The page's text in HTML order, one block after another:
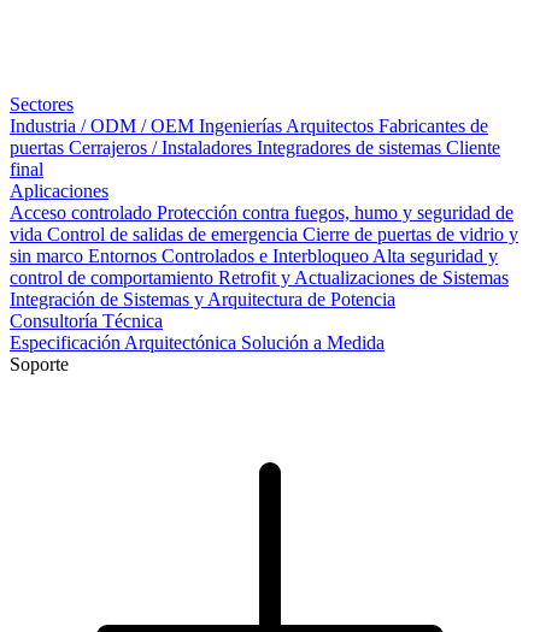
Sectores
Industria / ODM / OEM Ingenierías Arquitectos Fabricantes de
puertas Cerrajeros / Instaladores Integradores de sistemas Cliente
final
Aplicaciones
Acceso controlado Protección contra fuegos, humo y seguridad de
vida Control de salidas de emergencia Cierre de puertas de vidrio y
sin marco Entornos Controlados e Interbloqueo Alta seguridad y
control de comportamiento Retrofit y Actualizaciones de Sistemas
Integración de Sistemas y Arquitectura de Potencia
Consultoría Técnica
Especificación Arquitectónica Solución a Medida
Soporte